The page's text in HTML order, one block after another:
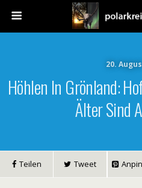
20.
Höhlen In Grönland:
Älter Sind
Teilen Tweet